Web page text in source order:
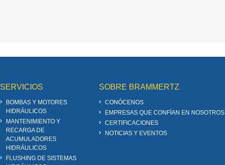
SERVICIOS
BOMBAS Y MOTORES
HIDRÁULICOS
MANTENIMIENTO Y
RECARGA DE
ACUMULADORES
HIDRÁULICOS
FLUSHING DE SISTEMAS
SOBRE BRAMMERTZ
CONÓCENOS
EMPRESAS QUE CONFÍAN EN NOSOTROS
CERTIFICACIONES
NOTICIAS Y EVENTOS